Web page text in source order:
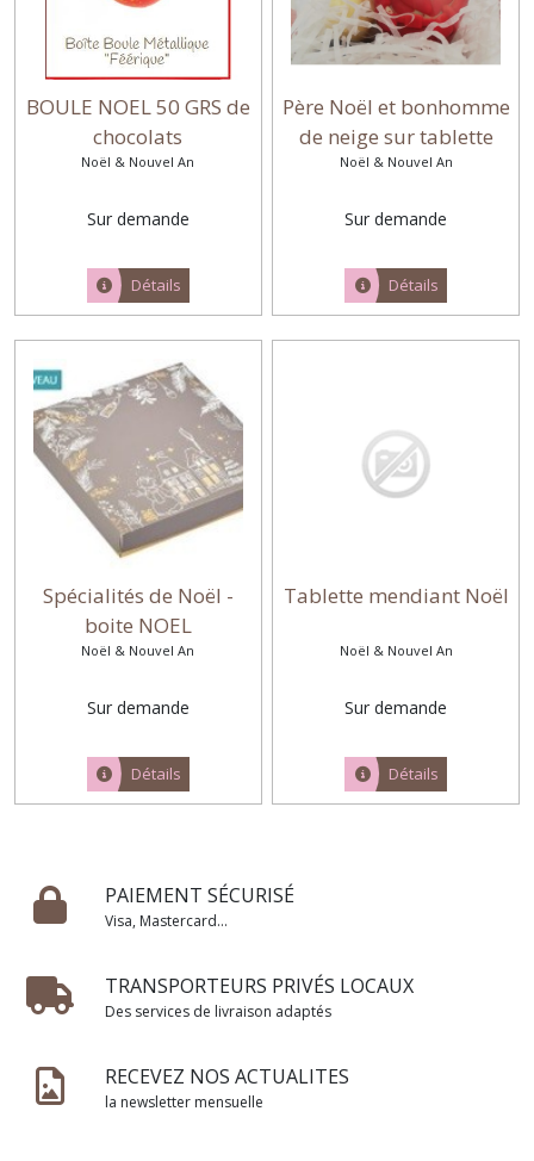
BOULE NOEL 50 GRS de
chocolats
Noël & Nouvel An
Sur demande
Détails
Père Noël et bonhomme
de neige sur tablette
Noël & Nouvel An
Sur demande
Détails
Spécialités de Noël -
boite NOEL
Noël & Nouvel An
Sur demande
Détails
Tablette mendiant Noël
Noël & Nouvel An
Sur demande
Détails
PAIEMENT SÉCURISÉ
Visa, Mastercard...
TRANSPORTEURS PRIVÉS LOCAUX
Des services de livraison adaptés
RECEVEZ NOS ACTUALITES
la newsletter mensuelle